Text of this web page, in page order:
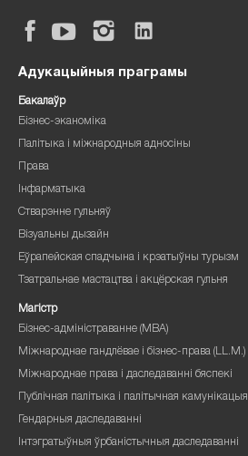
Адукацыйныя праграмы
Бакалаўр
Бізнес-эканоміка
Палітыка і міжнародныя адносіны
Права
Інфарматыка
Стварэнне гульняў
Візуальны дызайн
Еўрапейская спадчына і крэатыўны турызм
Тэатральнае мастацтва і акцёрская гульня
Магістр
Бізнес-адміністраванне (MBA)
Міжнароднае гандлёвае і бізнес-права (LL.M.)
Міжнароднае права і даследаванні бяспекі
Публічная палітыка і палітычная камунікацыя
Гендарныя даследаванні
Інтэгратыўныя ўрбаністычныя даследаванні